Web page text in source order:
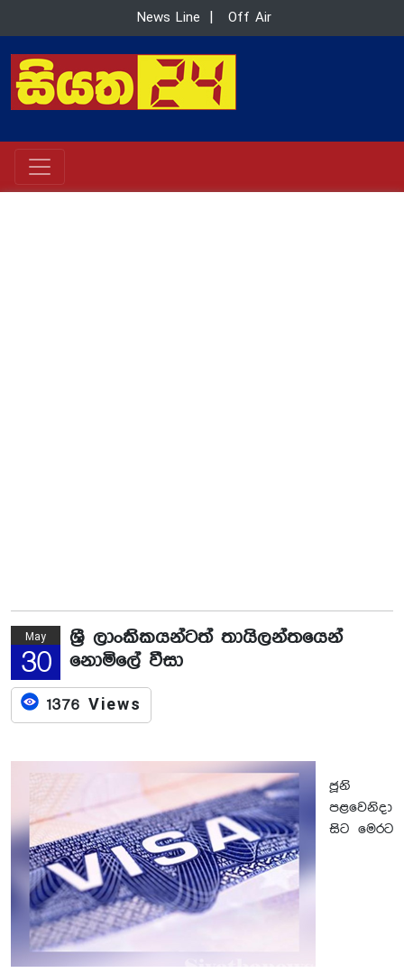
News Line Off Air
May
30
ශ්‍රී ලාංකිකයන්ටත් තායිලන්තයෙන්
නොමිලේ වීසා
1376 Views
ජූනි
පළවෙනිදා
සිට මෙරට